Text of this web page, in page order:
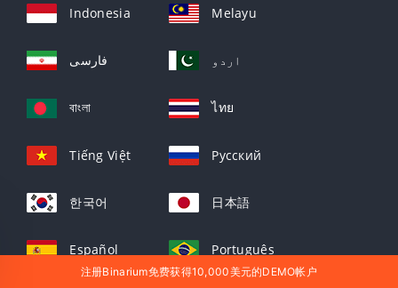
Indonesia Melayu
فارسی اردو
বাংলা ไทย
Tiếng Việt Русский
한국어 日本語
Español Português
注册Binarium免费获得10,000美元的DEMO帐户